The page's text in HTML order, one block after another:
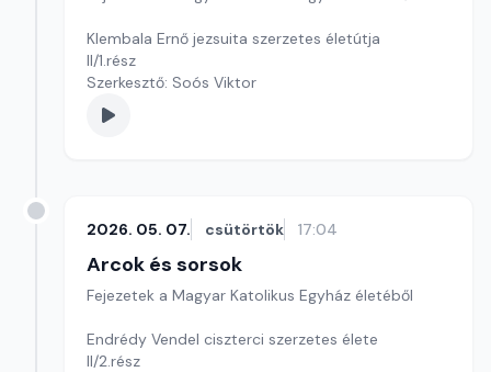
Klembala Ernő jezsuita szerzetes életútja
II/1.rész
Szerkesztő: Soós Viktor
2026. 05. 07. csütörtök 17:04
Arcok és sorsok
Fejezetek a Magyar Katolikus Egyház életéből
Endrédy Vendel ciszterci szerzetes élete
II/2.rész